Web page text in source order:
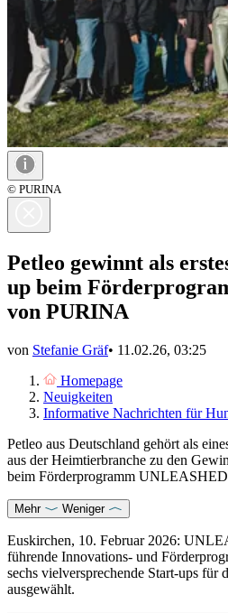
© PURINA
Petleo gewinnt als
up beim
von PURINA
von Stefanie Gräf• 11.02.26, 03:25
Homepage
Neuigkeiten
Informative Nachrichten für
Petleo aus Deutschland gehört als
aus der Heimtierbranche zu den
beim Förderprogramm
Mehr Weniger
Euskirchen, 10. Februar 2026:
führende Innovations- und
sechs vielversprechende Start-ups für
ausgewählt.